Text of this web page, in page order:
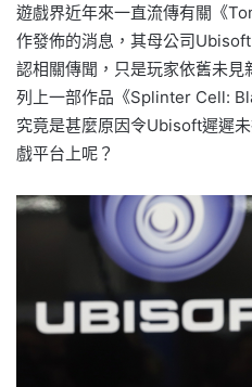
遊戲界近年來一直流傳有關《
作發佈的消息，其母公司
認相關傳聞，只是玩家依舊未
列上一部作品《Splinter Cell:
究竟是甚麼原因令Ubisoft遲遲
戲平台上呢？